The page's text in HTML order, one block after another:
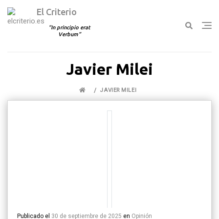
El Criterio
In principio erat
Verbum
Javier Milei
JAVIER MILEI
Publicado el 30 de septiembre de 2025 en Opinión